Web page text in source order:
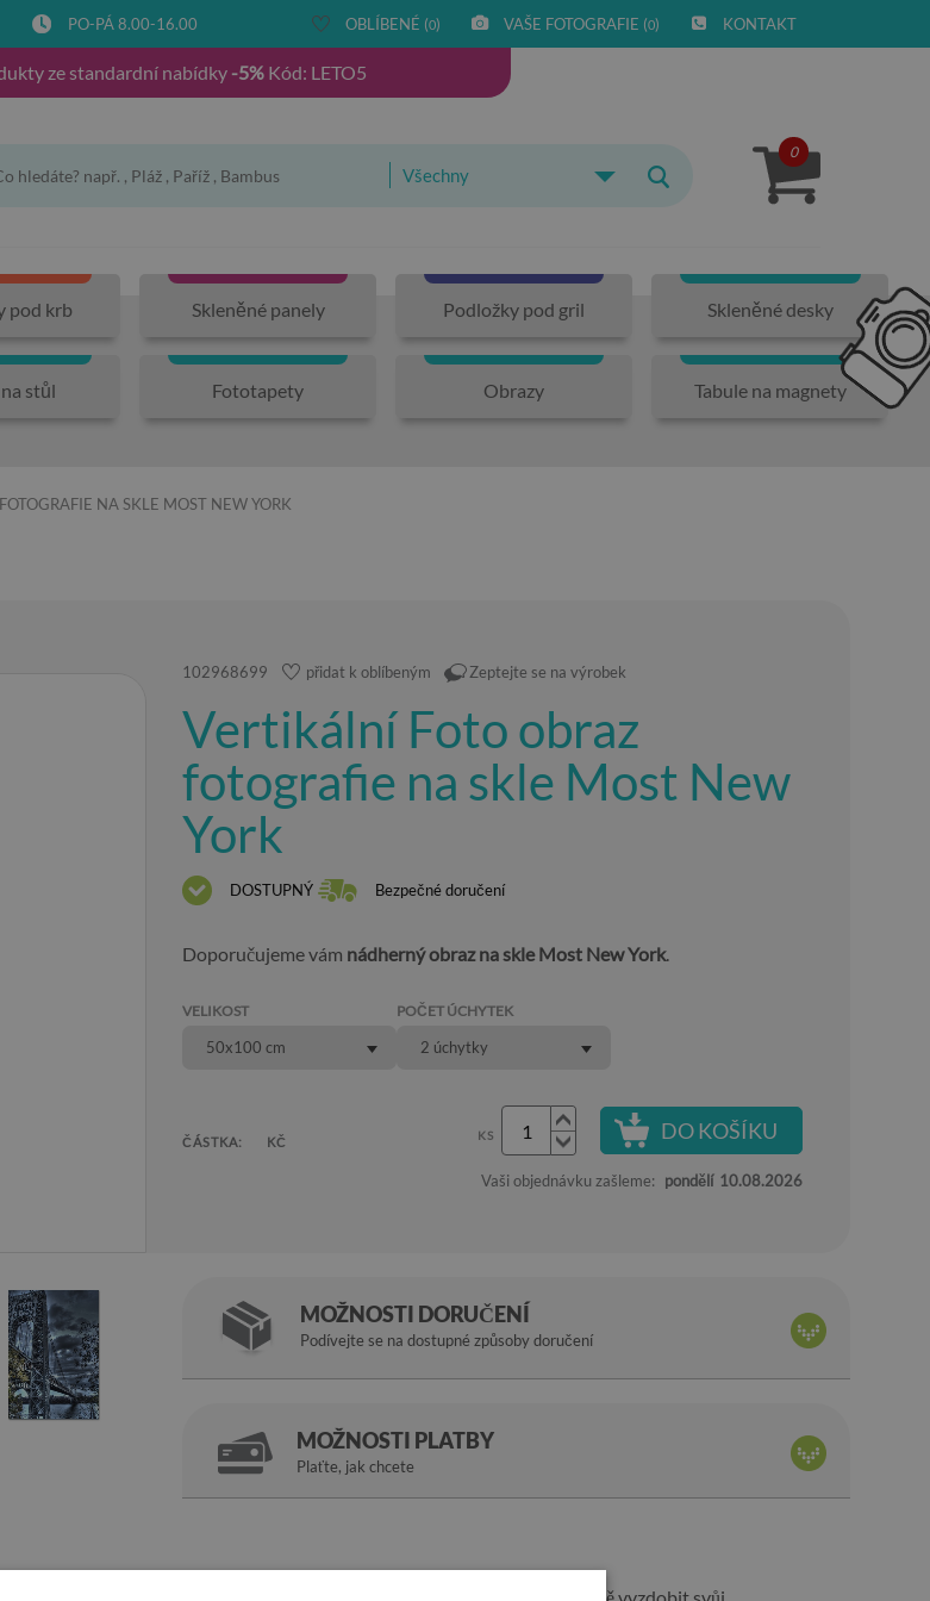
PO-PÁ 8.00-16.00 OBLÍBENÉ (0) VAŠE FOTOGRAFIE (0) KONTAKT
ze standardní nabídky -5%Kód: LETO5
Všechny
0
pod krb Skleněné panely Podložky pod gril Skleněné desky
stůl Fototapety Obrazy Tabule na magnety
NA SKLE MOST NEW YORK
102968699 přidat k oblíbeným Zeptejte se na výrobek
Vertikální Foto obraz
fotografie na skle Most New
York
DOSTUPNÝ Bezpečné doručení
Doporučujeme vám nádherný obraz na skle Most New York.
VELIKOST
50x100 cm
POČET ÚCHYTEK
2 úchytky
ČÁSTKA: KČ KS DO KOŠÍKU
Vaši objednávku zašleme: pondělí 10.08.2026
MOŽNOSTI DORUČENÍ
Podívejte se na dostupné způsoby doručení
MOŽNOSTI PLATBY
Plaťte, jak chcete